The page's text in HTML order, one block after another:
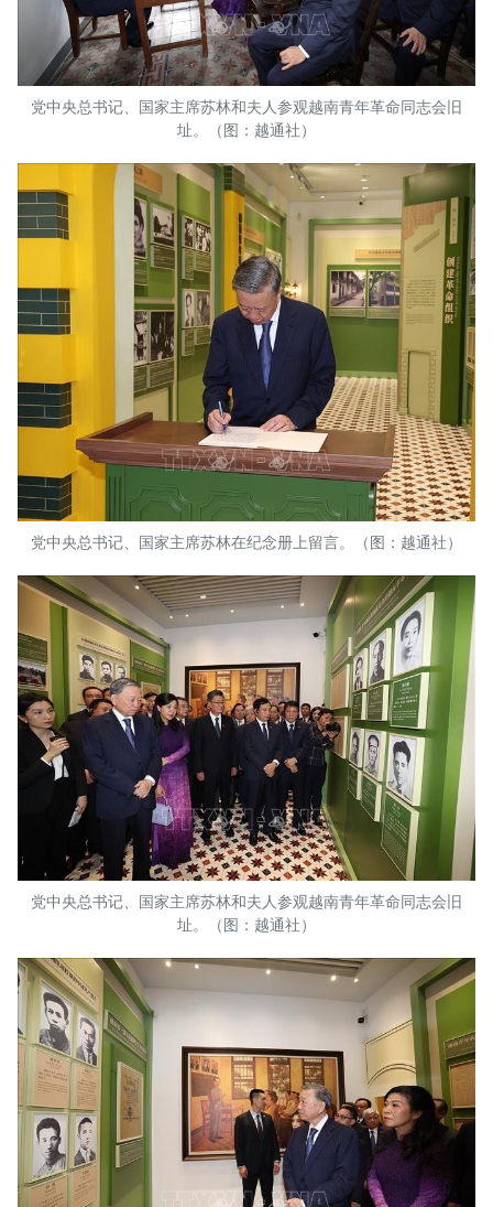
党中央总书记、国家主席苏林和夫人参观越南青年革命同志会旧
址。（图：越通社）
党中央总书记、国家主席苏林在纪念册上留言。（图：越通社）
党中央总书记、国家主席苏林和夫人参观越南青年革命同志会旧
址。（图：越通社）